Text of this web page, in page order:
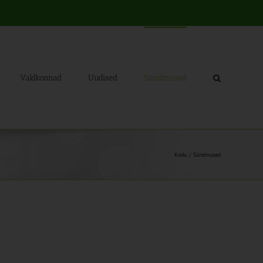
Valdkonnad Uudised Sündmused
Kodu Sündmused